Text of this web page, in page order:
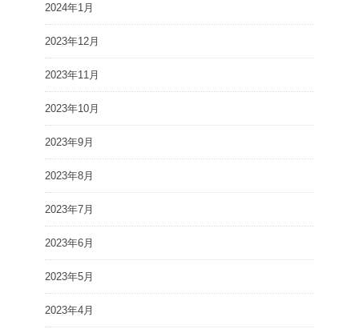
2024年1月
2023年12月
2023年11月
2023年10月
2023年9月
2023年8月
2023年7月
2023年6月
2023年5月
2023年4月